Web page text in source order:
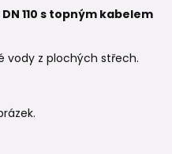
DN 110 s topným kabelem
vody z plochých střech.